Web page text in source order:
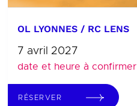
OL LYONNES / RC LENS
7 avril 2027
date et heure à confirmer
RÉSERVER